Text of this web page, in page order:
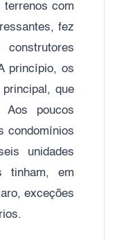
terrenos com
fez
princípio, os
principal, que
poucos
condomínios
unidades
tinham, em
exceções